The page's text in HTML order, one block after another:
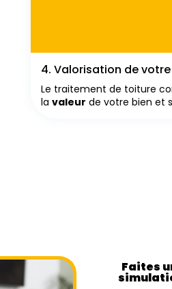
4. Valorisation de
Le traitement de toiture
la valeur de votre bien et
Faites